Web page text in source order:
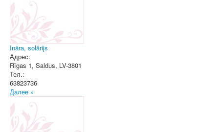
Ināra, solārijs
Адрес:
Rīgas 1, Saldus, LV-3801
Тел.:
63823736
Далее »